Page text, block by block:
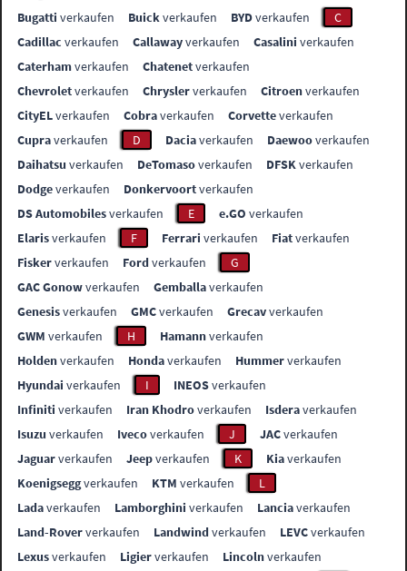
Bugatti verkaufen Buickverkaufen BYDverkaufen
C
Cadillac verkaufen Callawayverkaufen Casalini verkaufen
Caterhamverkaufen Chatenetverkaufen
Chevroletverkaufen Chryslerverkaufen Citroenverkaufen
CityELverkaufen Cobraverkaufen Corvetteverkaufen
Cupraverkaufen D Daciaverkaufen Daewooverkaufen
Daihatsu verkaufen DeTomasoverkaufen DFSKverkaufen
Dodgeverkaufen Donkervoortverkaufen
DS Automobilesverkaufen E e.GO verkaufen
Elarisverkaufen F Ferrari verkaufen Fiatverkaufen
Fiskerverkaufen Fordverkaufen
G
GAC Gonowverkaufen Gemballaverkaufen
Genesisverkaufen GMCverkaufen Grecavverkaufen
GWM verkaufen H Hamannverkaufen
Holdenverkaufen Hondaverkaufen Hummerverkaufen
Hyundai verkaufen I INEOSverkaufen
Infiniti verkaufen Iran Khodroverkaufen Isderaverkaufen
Isuzu verkaufen Ivecoverkaufen J JACverkaufen
Jaguarverkaufen Jeepverkaufen K Kiaverkaufen
Koenigseggverkaufen KTM verkaufen
L
Ladaverkaufen Lamborghini verkaufen Lanciaverkaufen
Land-Roververkaufen Landwindverkaufen LEVCverkaufen
Lexusverkaufen Ligierverkaufen Lincolnverkaufen